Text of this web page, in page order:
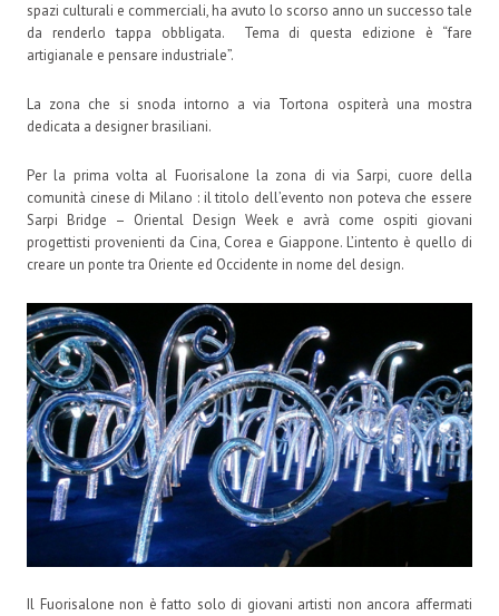
spazi culturali e commerciali, ha avuto lo scorso anno un successo tale
da renderlo tappa obbligata. Tema di questa edizione è “fare
artigianale e pensare industriale”.
La zona che si snoda intorno a via Tortona ospiterà una mostra
dedicata a designer brasiliani.
Per la prima volta al Fuorisalone la zona di via Sarpi, cuore della
comunità cinese di Milano : il titolo dell’evento non poteva che essere
Sarpi Bridge – Oriental Design Week e avrà come ospiti giovani
progettisti provenienti da Cina, Corea e Giappone. L’intento è quello di
creare un ponte tra Oriente ed Occidente in nome del design.
Il Fuorisalone non è fatto solo di giovani artisti non ancora affermati